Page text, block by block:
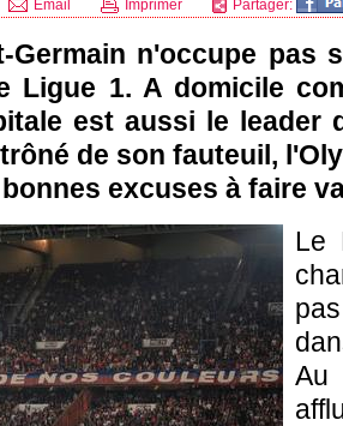
Email Imprimer Partager:
Germain n'occupe pas
Ligue 1. A domicile
est aussi le leader
de son fauteuil,
excuses à faire
Le